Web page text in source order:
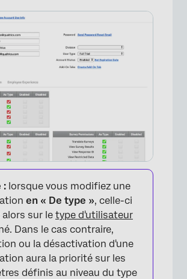
: lorsque vous modifiez une
en « De type », celle-ci
alors sur le type d'utilisateur
Dans le cas contraire,
ou la désactivation d'une
aura la priorité sur les
définis au niveau du type